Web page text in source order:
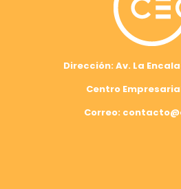
Dirección: Av. La Encalada
Centro Empresarial
Correo: